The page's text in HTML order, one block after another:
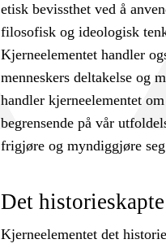
etisk bevissthet ved å
filosofisk og ideologisk
Kjerneelementet handler
menneskers deltakelse og
handler kjerneelementet
begrensende på vår
frigjøre og myndiggjøre
Det
Kjerneelementet det